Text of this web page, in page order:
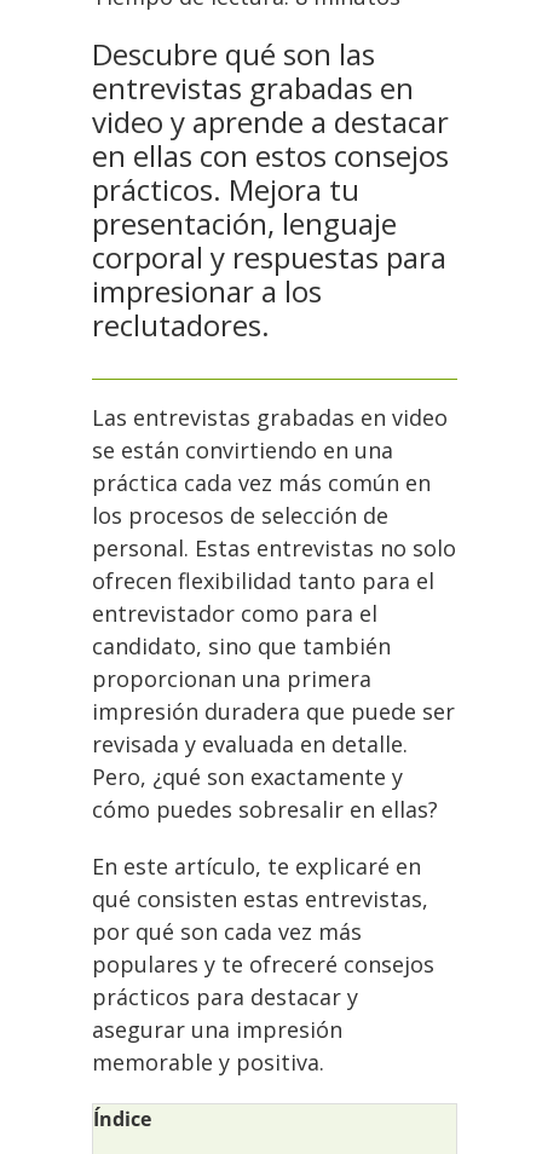
Descubre qué son las
entrevistas grabadas en
video y aprende a destacar
en ellas con estos consejos
prácticos. Mejora tu
presentación, lenguaje
corporal y respuestas para
impresionar a los
reclutadores.
Las entrevistas grabadas en video
se están convirtiendo en una
práctica cada vez más común en
los procesos de selección de
personal. Estas entrevistas no solo
ofrecen flexibilidad tanto para el
entrevistador como para el
candidato, sino que también
proporcionan una primera
impresión duradera que puede ser
revisada y evaluada en detalle.
Pero, ¿qué son exactamente y
cómo puedes sobresalir en ellas?
En este artículo, te explicaré en
qué consisten estas entrevistas,
por qué son cada vez más
populares y te ofreceré consejos
prácticos para destacar y
asegurar una impresión
memorable y positiva.
Índice